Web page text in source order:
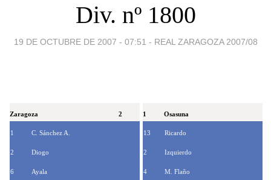
Div. nº 1800
19 DE OCTUBRE DE 2007 - 07:51 - REAL ZARAGOZA 2007/08
Zaragoza 2 1 Osasuna
1 C. Sánchez A.
2 Diogo
6 Ayala
13 Ricardo
2 Izquierdo
4 M. Flaño